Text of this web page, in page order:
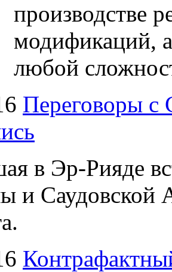
производстве
модификаций,
любой
Переговоры с
в Эр-Рияде
и Саудовской